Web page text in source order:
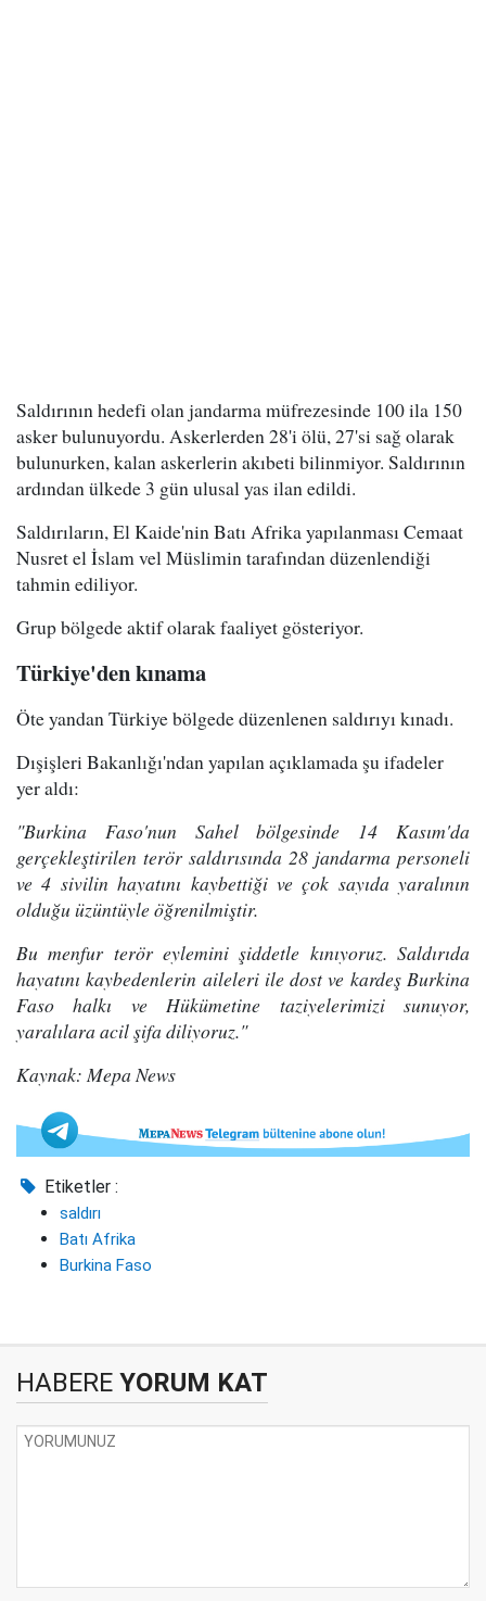
Saldırının hedefi olan jandarma müfrezesinde 100 ila 150
asker bulunuyordu. Askerlerden 28'i ölü, 27'si sağ olarak
bulunurken, kalan askerlerin akıbeti bilinmiyor. Saldırının
ardından ülkede 3 gün ulusal yas ilan edildi.
Saldırıların, El Kaide'nin Batı Afrika yapılanması Cemaat
Nusret el İslam vel Müslimin tarafından düzenlendiği
tahmin ediliyor.
Grup bölgede aktif olarak faaliyet gösteriyor.
Türkiye'den kınama
Öte yandan Türkiye bölgede düzenlenen saldırıyı kınadı.
Dışişleri Bakanlığı'ndan yapılan açıklamada şu ifadeler
yer aldı:
"Burkina Faso'nun Sahel bölgesinde 14 Kasım'da
gerçekleştirilen terör saldırısında 28 jandarma personeli
ve 4 sivilin hayatını kaybettiği ve çok sayıda yaralının
olduğu üzüntüyle öğrenilmiştir.
Bu menfur terör eylemini şiddetle kınıyoruz. Saldırıda
hayatını kaybedenlerin aileleri ile dost ve kardeş Burkina
Faso halkı ve Hükümetine taziyelerimizi sunuyor,
yaralılara acil şifa diliyoruz."
Kaynak: Mepa News
Etiketler :
saldırı
Batı Afrika
Burkina Faso
HABERE YORUM KAT